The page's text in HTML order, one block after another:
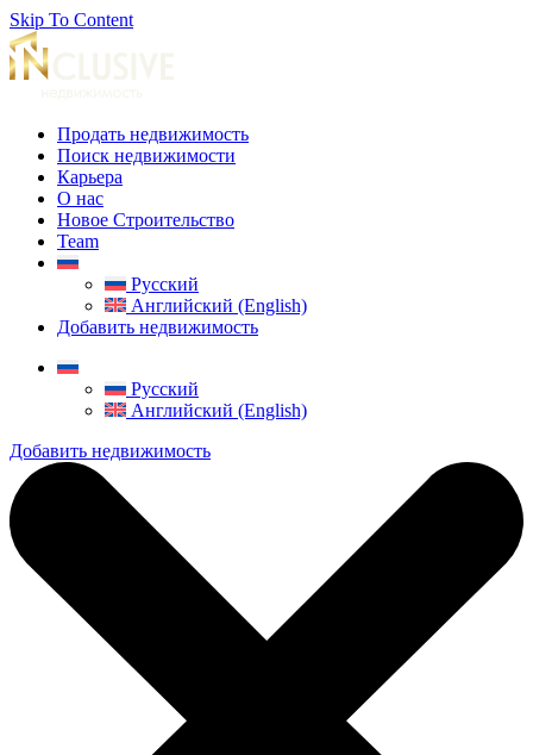
Skip To Content
Продать недвижимость
Поиск недвижимости
Карьера
О нас
Новое Строительство
Team
Русский
Английский (English)
Добавить недвижимость
Русский
Английский (English)
Добавить недвижимость